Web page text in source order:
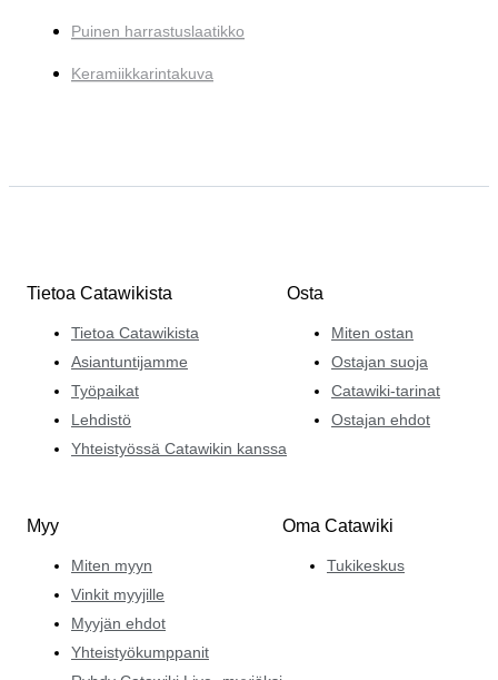
Puinen harrastuslaatikko
Keramiikkarintakuva
Tietoa Catawikista
Tietoa Catawikista
Asiantuntijamme
Työpaikat
Lehdistö
Yhteistyössä Catawikin kanssa
Osta
Miten ostan
Ostajan suoja
Catawiki-tarinat
Ostajan ehdot
Myy
Miten myyn
Vinkit myyjille
Myyjän ehdot
Yhteistyökumppanit
Oma Catawiki
Tukikeskus